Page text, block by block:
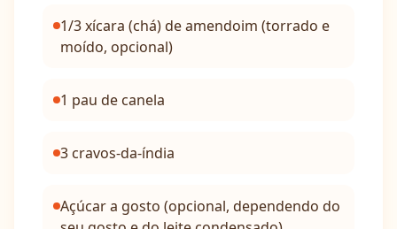
1/3 xícara (chá) de amendoim (torrado e
moído, opcional)
1 pau de canela
3 cravos-da-índia
Açúcar a gosto (opcional, dependendo do